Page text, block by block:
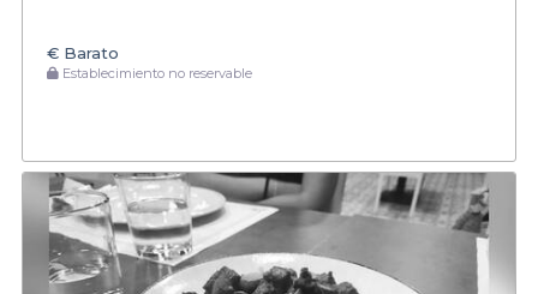
€ Barato
Establecimiento no reservable